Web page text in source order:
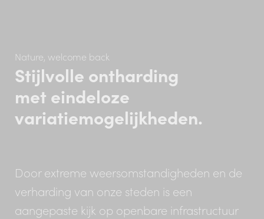
Nature, welcome back
Stijlvolle ontharding
met eindeloze
variatiemogelijkheden.
Door extreme weersomstandigheden en de
verharding van onze steden is een
aangepaste kijk op openbare infrastructuur